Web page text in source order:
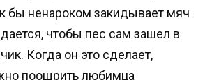
бы ненароком закидывает мяч
чтобы пес сам зашел в
Когда он это сделает,
поощрить любимца